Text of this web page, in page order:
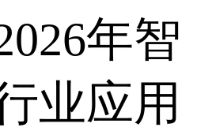
年智
业应用